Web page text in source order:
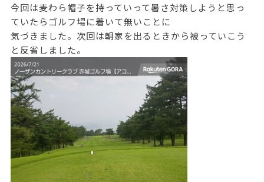
今回は麦わら帽子を持っていって暑さ対策しようと思っ
ていたらゴルフ場に着いて無いことに
気づきました。次回は朝家を出るときから被っていこう
と反省しました。